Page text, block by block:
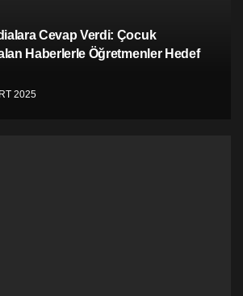
Cevap Verdi: Çocuk
Haberlerle Öğretmenler Hedef
2025